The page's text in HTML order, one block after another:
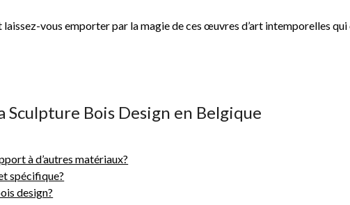
vous emporter par la magie de ces œuvres d’art intemporelles
Sculpture Bois Design en Belgique
à d’autres matériaux?
spécifique?
design?